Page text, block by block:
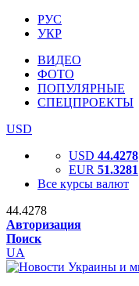
РУС
УКР
ВИДЕО
ФОТО
ПОПУЛЯРНЫЕ
СПЕЦПРОЕКТЫ
USD
USD 44.4278
EUR 51.3281
Все курсы валют
44.4278
Авторизация
Поиск
UA